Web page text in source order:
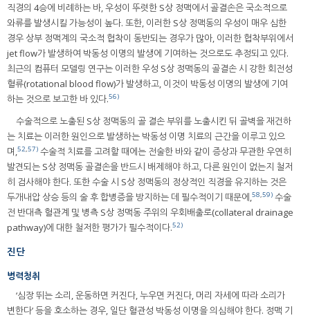
직경의 4승에 비례하는 바, 우성이 뚜렷한 S상 정맥에서 골결손은 국소적으로
와류를 발생시킬 가능성이 높다. 또한, 이러한 S상 정맥동의 우성이 매우 심한
경우 상부 정맥계의 국소적 협착이 동반되는 경우가 많아, 이러한 협착부위에서
jet flow가 발생하여 박동성 이명의 발생에 기여하는 것으로도 추정되고 있다.
최근의 컴퓨터 모델링 연구는 이러한 우성 S상 정맥동의 골결손 시 강한 회전성
혈류(rotational blood flow)가 발생하고, 이것이 박동성 이명의 발생에 기여
하는 것으로 보고한 바 있다.56)
수술적으로 노출된 S상 정맥동의 골 결손 부위를 노출시킨 뒤 골벽을 재건하
는 치료는 이러한 원인으로 발생하는 박동성 이명 치료의 근간을 이루고 있으
며,52,57) 수술적 치료를 고려할 때에는 전술한 바와 같이 증상과 무관한 우연히
발견되는 S상 정맥동 골결손을 반드시 배제해야 하고, 다른 원인이 없는지 철저
히 검사해야 한다. 또한 수술 시 S상 정맥동의 정상적인 직경을 유지하는 것은
두개내압 상승 등의 술 후 합병증을 방지하는 데 필수적이기 때문에,58,59) 수술
전 반대측 혈관계 및 병측 S상 정맥동 주위의 우회배출로(collateral drainage
pathway)에 대한 철저한 평가가 필수적이다.52)
진단
병력청취
‘심장 뛰는 소리, 운동하면 커진다, 누우면 커진다, 머리 자세에 따라 소리가
변한다’ 등을 호소하는 경우, 일단 혈관성 박동성 이명을 의심해야 한다. 정맥 기